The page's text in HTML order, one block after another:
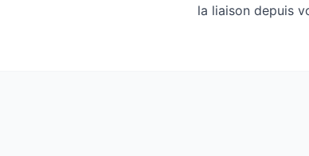
la liaison depuis